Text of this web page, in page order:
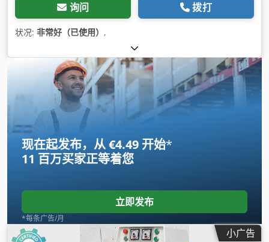
询问 拨打
状况: 非常好（已使用） ,
现在起发布，从 €4.49 开始*
11 百万买家正等着您
立即发布
*每条广告/月
小广告